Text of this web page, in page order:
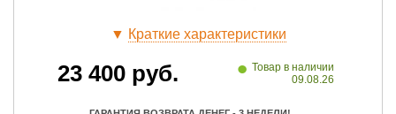
▼ Краткие характеристики
23 400руб. • Товар в наличии
09.08.26